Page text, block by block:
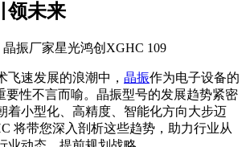
领未来
晶振厂家星光鸿创XGHC 109
速发展的浪潮中， 晶振作为电子设备的
要性不言而喻。晶振型号的发展趋势紧密
着小型化、高精度、智能化方向大步迈
将带您深入剖析这些趋势，助力行业从